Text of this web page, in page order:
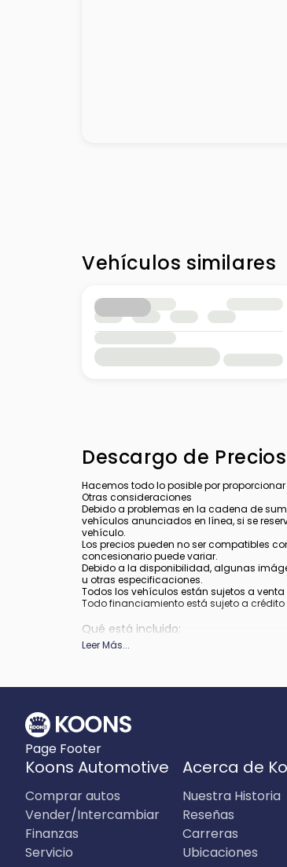
Vehículos similares
Descargo de Precios
Hacemos todo lo posible por
Otras consideraciones
Debido a problemas en la cadena de
vehículos anunciados en línea, si se
vehículo.
Los precios pueden no ser compatibles
concesionario puede variar.
Debido a la disponibilidad, algunas
u otras especificaciones.
Todos los vehículos están sujetos a venta
Todo financiamiento está sujeto a
Qué está incluido:
Todos los precios incluyen los
Leer Más...
Page Footer
Koons Automotive
Comprar autos
Vender/Intercambiar
Finanzas
Servicio
Acerca de
Nuestra Historia
Reseñas
Carreras
Ubicaciones